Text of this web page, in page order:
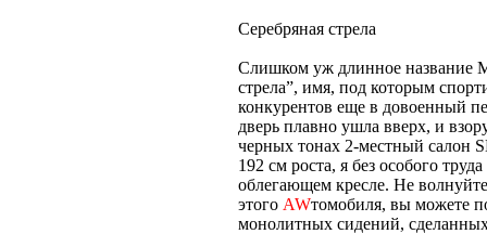
Серебряная стрела
Слишком уж длинное название
стрела”, имя, под которым
конкурентов еще в довоенный
дверь плавно ушла вверх, и
черных тонах 2-местный салон
192 см роста, я без особого
облегающем кресле. Не
этого AWтомобиля, вы можете
монолитных сидений,